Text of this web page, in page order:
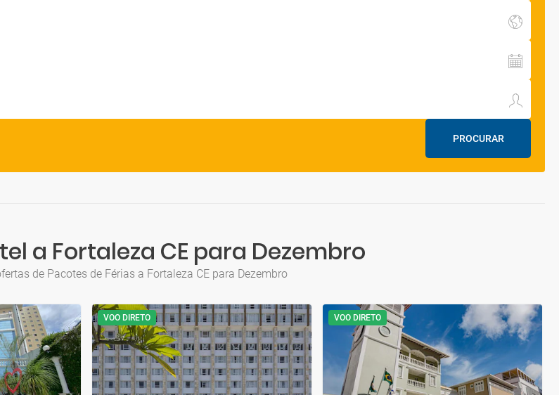
PROCURAR
a Fortaleza CE para Dezembro
de Pacotes de Férias a Fortaleza CE para Dezembro
VOO DIRETO VOO DIRETO